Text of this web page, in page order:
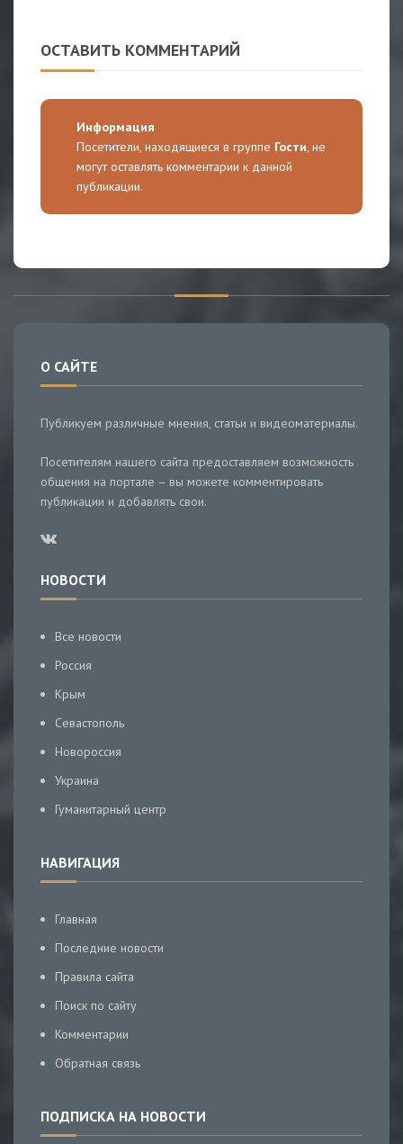
ОСТАВИТЬ КОММЕНТАРИЙ
Информация
Посетители, находящиеся в группе Гости, не
могут оставлять комментарии к данной
публикации.
О САЙТЕ
Публикуем различные мнения, статьи и видеоматериалы.
Посетителям нашего сайта предоставляем возможность
общения на портале – вы можете комментировать
публикации и добавлять свои.
НОВОСТИ
Все новости
Россия
Крым
Севастополь
Новороссия
Украина
Гуманитарный центр
НАВИГАЦИЯ
Главная
Последние новости
Правила сайта
Поиск по сайту
Комментарии
Обратная связь
ПОДПИСКА НА НОВОСТИ